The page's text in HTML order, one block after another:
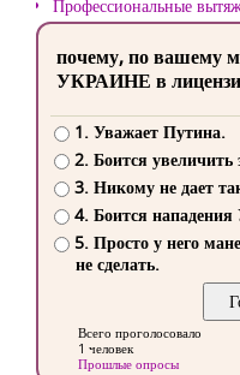
Профессиональные
почему, по вашему
УКРАИНЕ в
1. Уважает Путина.
2. Боится
3. Никому не дает
4. Боится
5. Просто у него
не сделать.
Всего проголосовало
1 человек
Прошлые опросы